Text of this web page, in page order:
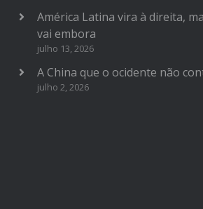
América Latina vira à direita,
vai embora
julho 13, 2026
A China que o ocidente não
julho 2, 2026